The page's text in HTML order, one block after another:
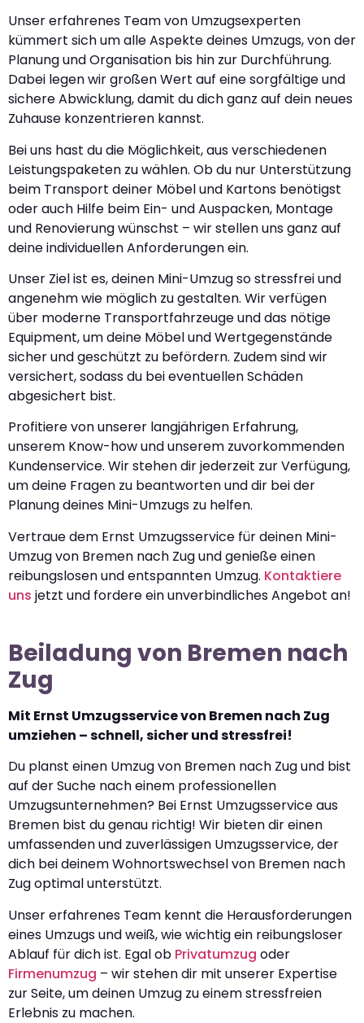
Unser erfahrenes Team von Umzugsexperten
kümmert sich um alle Aspekte deines Umzugs, von der
Planung und Organisation bis hin zur Durchführung.
Dabei legen wir großen Wert auf eine sorgfältige und
sichere Abwicklung, damit du dich ganz auf dein neues
Zuhause konzentrieren kannst.
Bei uns hast du die Möglichkeit, aus verschiedenen
Leistungspaketen zu wählen. Ob du nur Unterstützung
beim Transport deiner Möbel und Kartons benötigst
oder auch Hilfe beim Ein- und Auspacken, Montage
und Renovierung wünschst – wir stellen uns ganz auf
deine individuellen Anforderungen ein.
Unser Ziel ist es, deinen Mini-Umzug so stressfrei und
angenehm wie möglich zu gestalten. Wir verfügen
über moderne Transportfahrzeuge und das nötige
Equipment, um deine Möbel und Wertgegenstände
sicher und geschützt zu befördern. Zudem sind wir
versichert, sodass du bei eventuellen Schäden
abgesichert bist.
Profitiere von unserer langjährigen Erfahrung,
unserem Know-how und unserem zuvorkommenden
Kundenservice. Wir stehen dir jederzeit zur Verfügung,
um deine Fragen zu beantworten und dir bei der
Planung deines Mini-Umzugs zu helfen.
Vertraue dem Ernst Umzugsservice für deinen Mini-
Umzug von Bremen nach Zug und genieße einen
reibungslosen und entspannten Umzug. Kontaktiere
uns jetzt und fordere ein unverbindliches Angebot an!
Beiladung von Bremen nach
Zug
Mit Ernst Umzugsservice von Bremen nach Zug
umziehen – schnell, sicher und stressfrei!
Du planst einen Umzug von Bremen nach Zug und bist
auf der Suche nach einem professionellen
Umzugsunternehmen? Bei Ernst Umzugsservice aus
Bremen bist du genau richtig! Wir bieten dir einen
umfassenden und zuverlässigen Umzugsservice, der
dich bei deinem Wohnortswechsel von Bremen nach
Zug optimal unterstützt.
Unser erfahrenes Team kennt die Herausforderungen
eines Umzugs und weiß, wie wichtig ein reibungsloser
Ablauf für dich ist. Egal ob Privatumzug oder
Firmenumzug – wir stehen dir mit unserer Expertise
zur Seite, um deinen Umzug zu einem stressfreien
Erlebnis zu machen.